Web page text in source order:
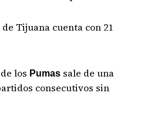
Tijuana cuenta con 21
los Pumas sale de una
consecutivos sin